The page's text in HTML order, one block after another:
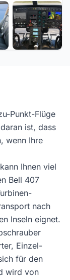
Punkt-Flüge
ist, dass
wenn Ihre
Ihnen viel
Bell 407
nach
Inseln eignet.
Einzel-
für den
wird von